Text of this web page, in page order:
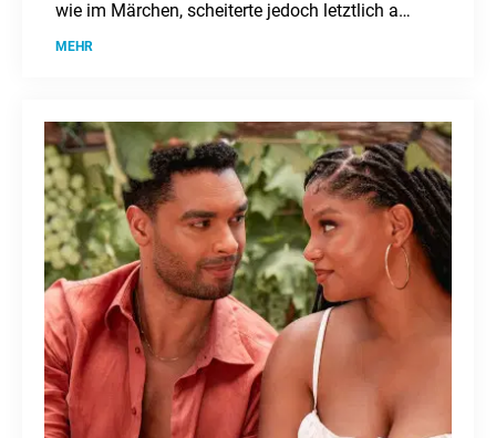
wie im Märchen, scheiterte jedoch letztlich am
enormen Druck.
MEHR